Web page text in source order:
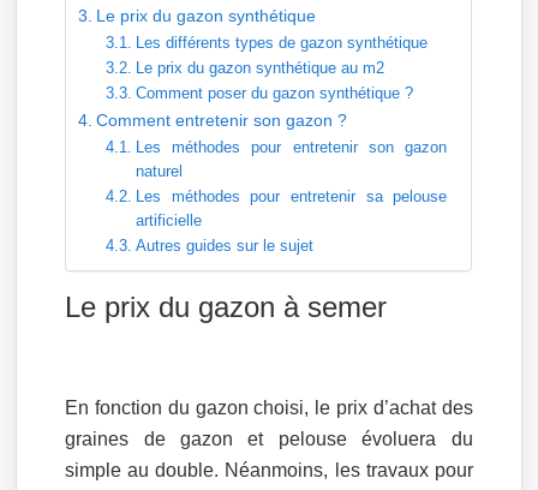
Le prix du gazon synthétique
Les différents types de gazon synthétique
Le prix du gazon synthétique au m2
Comment poser du gazon synthétique ?
Comment entretenir son gazon ?
Les méthodes pour entretenir son gazon
naturel
Les méthodes pour entretenir sa pelouse
artificielle
Autres guides sur le sujet
Le prix du gazon à semer
En fonction du gazon choisi, le prix d’achat des
graines de gazon et pelouse évoluera du
simple au double. Néanmoins, les travaux pour